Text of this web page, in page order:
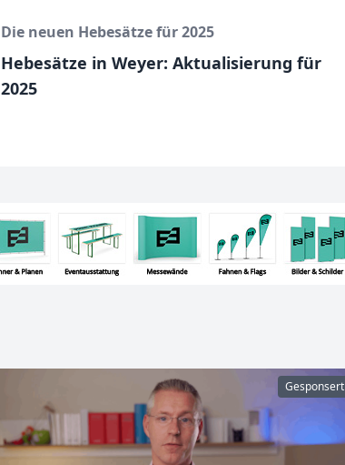
Die neuen Hebesätze für 2025
Hebesätze in Weyer: Aktualisierung für
2025
Gesponsert